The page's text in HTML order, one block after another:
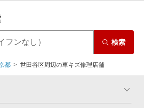
検索
都 世田谷区周辺の車キズ修理店舗